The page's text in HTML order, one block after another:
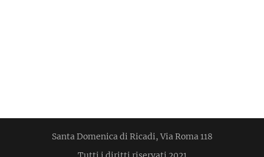
Santa Domenica di Ricadi, Via Roma 118